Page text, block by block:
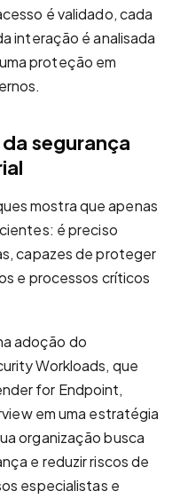
é validado, cada
interação é analisada
proteção em
segurança
mostra que apenas
é preciso
capazes de proteger
e processos críticos
adoção do
Workloads, que
for Endpoint,
em uma estratégia
organização busca
e reduzir riscos de
especialistas e